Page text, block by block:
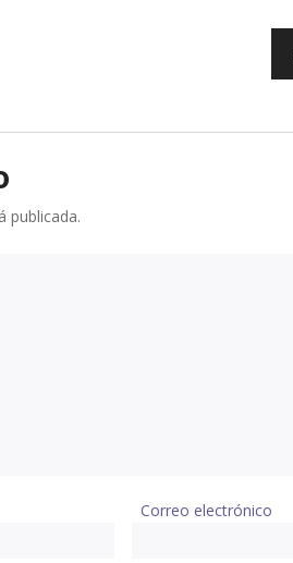
publicada.
Correo electrónico